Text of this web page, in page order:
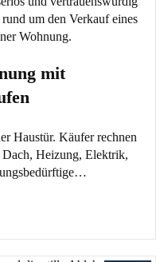
mit
Haustür. Käufer rechnen
Heizung, Elektrik,